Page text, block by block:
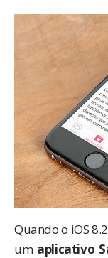
Quando o iOS
um aplicativo